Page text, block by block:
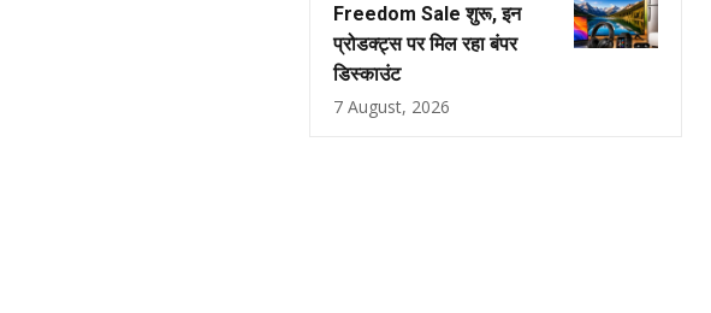
Freedom Sale शुरू, इन
प्रोडक्ट्स पर मिल रहा बंपर
डिस्काउंट
7 August, 2026